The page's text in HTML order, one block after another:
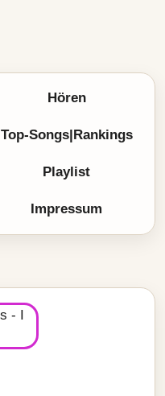
Hören
Top-Songs|Rankings
Playlist
Impressum